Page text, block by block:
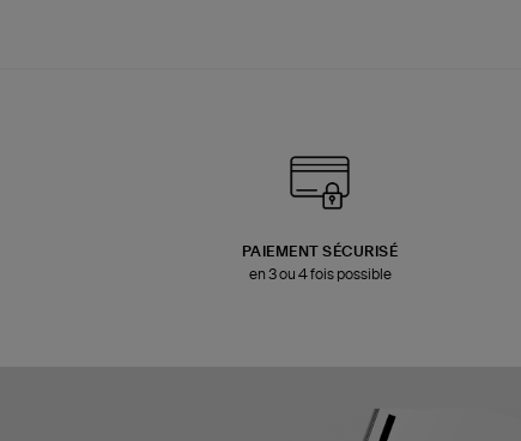
PAIEMENT SÉCURISÉ
en 3 ou 4 fois possible